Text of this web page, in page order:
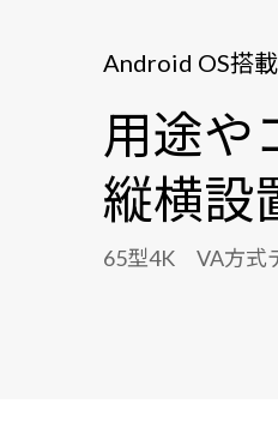
Android OS搭
用途や
縦横設
65型4K VA方式